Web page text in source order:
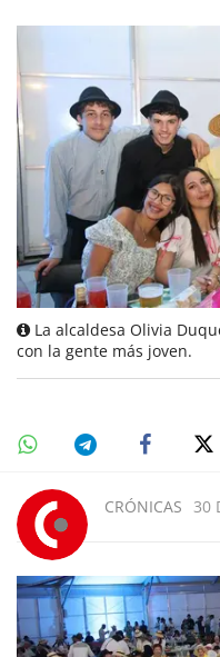
La alcaldesa Olivia
con la gente más joven.
CRÓNICAS 30